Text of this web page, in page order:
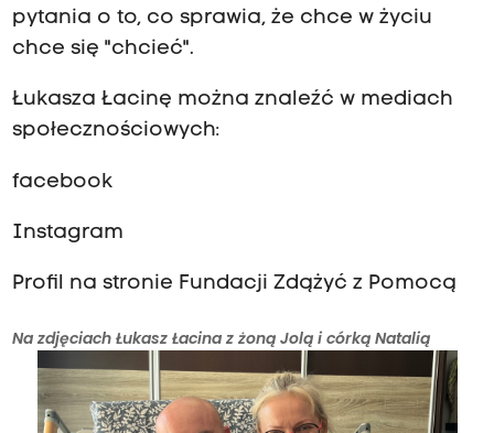
pytania o to, co sprawia, że chce w życiu
chce się "chcieć".
Łukasza Łacinę można znaleźć w mediach
społecznościowych:
facebook
Instagram
Profil na stronie Fundacji Zdążyć z Pomocą
Na zdjęciach Łukasz Łacina z żoną Jolą i córką Natalią